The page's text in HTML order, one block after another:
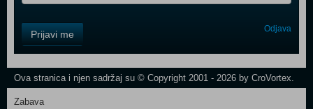
Field
One
Newsletter
Prijavi me Odjava
Ova stranica i njen sadržaj su © Copyright 2001 - 2026 by CroVortex.
Zabava